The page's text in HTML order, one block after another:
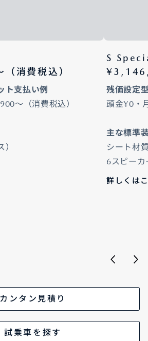
消費税込）
ト支払い例
～（消費税込）
S
残価設定
頭金¥0・
主な標準
シート材
6スピーカ
詳しくは
カンタン見積り
試乗車を探す